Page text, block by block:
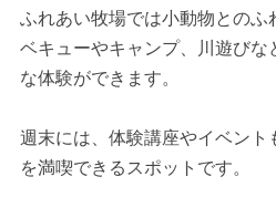
ふれあい牧場では小動物とのふ
ベキューやキャンプ、川遊びな
な体験ができます。
週末には、体験講座やイベント
を満喫できるスポットです。